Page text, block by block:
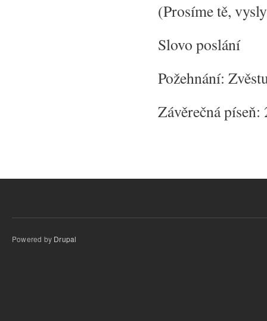
(Prosíme tě,
Slovo poslání
Požehnání:
Závěrečná
Powered by Drupal